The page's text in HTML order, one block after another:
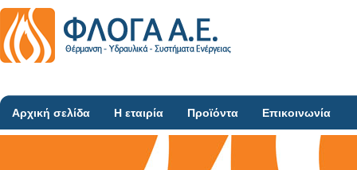
Αρχική σελίδα Η εταιρία Προϊόντα Επικοινωνία